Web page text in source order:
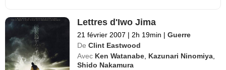
Lettres d'Iwo Jima
21 février 2007 | 2h 19min | Guerre
De Clint Eastwood
Avec Ken Watanabe Kazunari Ninomiya
Shido Nakamura